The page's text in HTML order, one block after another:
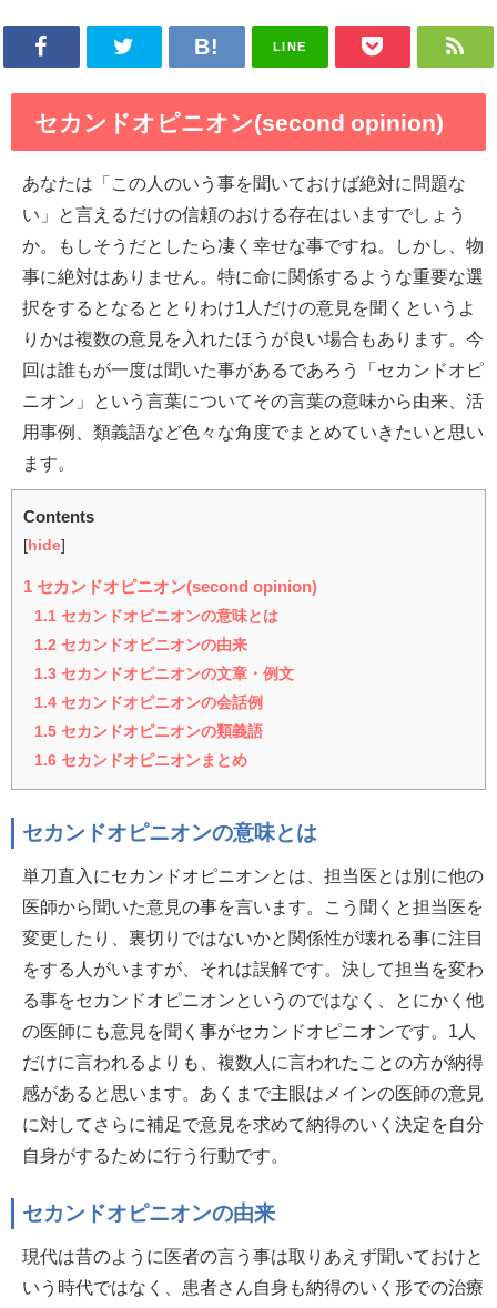
LINE
セカンドオピニオン(second opinion)
あなたは「この人のいう事を聞いておけば絶対に問題な
い」と言えるだけの信頼のおける存在はいますでしょう
か。もしそうだとしたら凄く幸せな事ですね。しかし、物
事に絶対はありません。特に命に関係するような重要な選
択をするとなるととりわけ1人だけの意見を聞くというよ
りかは複数の意見を入れたほうが良い場合もあります。今
回は誰もが一度は聞いた事があるであろう「セカンドオピ
ニオン」という言葉についてその言葉の意味から由来、活
用事例、類義語など色々な角度でまとめていきたいと思い
ます。
Contents
[ hide]
1 セカンドオピニオン(second opinion)
1.1 セカンドオピニオンの意味とは
1.2 セカンドオピニオンの由来
1.3 セカンドオピニオンの文章・例文
1.4 セカンドオピニオンの会話例
1.5 セカンドオピニオンの類義語
1.6 セカンドオピニオンまとめ
セカンドオピニオンの意味とは
単刀直入にセカンドオピニオンとは、担当医とは別に他の
医師から聞いた意見の事を言います。こう聞くと担当医を
変更したり、裏切りではないかと関係性が壊れる事に注目
をする人がいますが、それは誤解です。決して担当を変わ
る事をセカンドオピニオンというのではなく、とにかく他
の医師にも意見を聞く事がセカンドオピニオンです。1人
だけに言われるよりも、複数人に言われたことの方が納得
感があると思います。あくまで主眼はメインの医師の意見
に対してさらに補足で意見を求めて納得のいく決定を自分
自身がするために行う行動です。
セカンドオピニオンの由来
現代は昔のように医者の言う事は取りあえず聞いておけと
いう時代ではなく、患者さん自身も納得のいく形での治療